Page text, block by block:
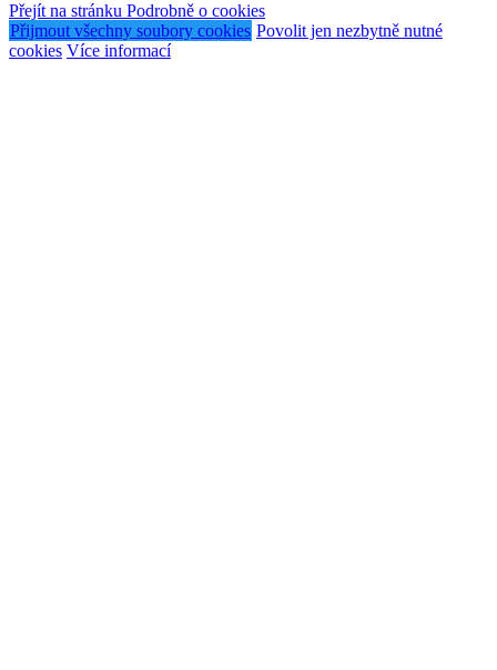
Přejít na stránku Podrobně o cookies
Přijmout všechny soubory cookies Povolit jen nezbytně nutné
cookies Více informací